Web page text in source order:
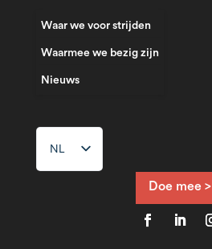
Waar we voor strijden
Waarmee we bezig zijn
Nieuws
NL
FR
Doe mee >